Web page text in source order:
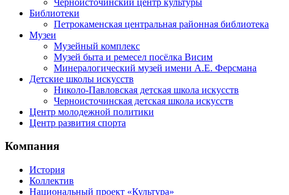
Библиотеки
Петрокаменская центральная районная библиотека
Музеи
Музейный комплекс
Музей быта и ремесел посёлка Висим
Минералогический музей имени А.Е. Ферсмана
Детские школы искусств
Николо-Павловская детская школа искусств
Черноисточинская детская школа искусств
Центр молодежной политики
Центр развития спорта
Компания
История
Коллектив
Национальный проект «Культура»